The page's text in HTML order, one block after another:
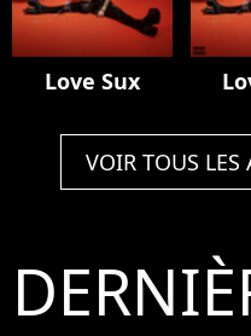
Love Sux
VOIR TOUS LES